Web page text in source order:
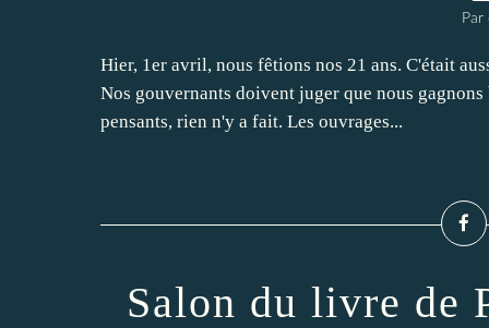
Par
Hier, 1er avril, nous fêtions nos 21 ans. C'était
Nos gouvernants doivent juger que nous
pensants, rien n'y a fait. Les ouvrages...
Salon du livre de